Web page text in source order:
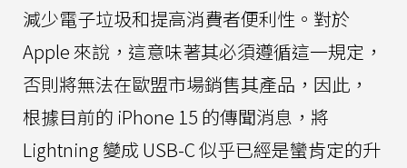
減少電子垃圾和提高消費者便利性。對於
Apple 來說，這意味著其必須遵循這一規定，
否則將無法在歐盟市場銷售其產品，因此，
根據目前的 iPhone 15 的傳聞消息，將
Lightning 變成 USB-C 似乎已經是蠻肯定的升